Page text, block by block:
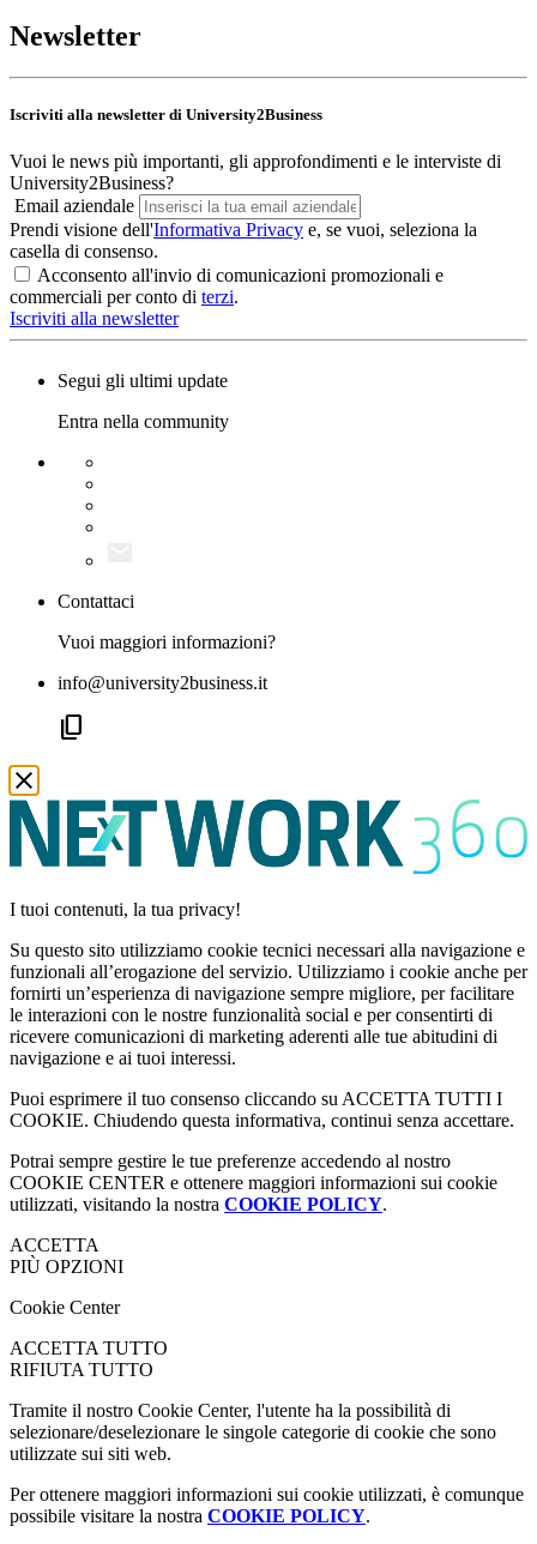
Newsletter
Iscriviti alla newsletter di University2Business
Vuoi le news più importanti, gli approfondimenti e le interviste di
University2Business?
Email aziendale
Prendi visione dell'Informativa Privacy e, se vuoi, seleziona la
casella di consenso.
Acconsento all'invio di comunicazioni promozionali e
commerciali per conto di terzi.
Iscriviti alla newsletter
Segui gli ultimi update
Entra nella community
Contattaci
Vuoi maggiori informazioni?
info@university2business.it
content_copy
I tuoi contenuti, la tua privacy!
Su questo sito utilizziamo cookie tecnici necessari alla navigazione e
funzionali all’erogazione del servizio. Utilizziamo i cookie anche per
fornirti un’esperienza di navigazione sempre migliore, per facilitare
le interazioni con le nostre funzionalità social e per consentirti di
ricevere comunicazioni di marketing aderenti alle tue abitudini di
navigazione e ai tuoi interessi.
Puoi esprimere il tuo consenso cliccando su ACCETTA TUTTI I
COOKIE. Chiudendo questa informativa, continui senza accettare.
Potrai sempre gestire le tue preferenze accedendo al nostro
COOKIE CENTER e ottenere maggiori informazioni sui cookie
utilizzati, visitando la nostra COOKIE POLICY.
ACCETTA
PIÙ OPZIONI
Cookie Center
ACCETTA TUTTO
RIFIUTA TUTTO
Tramite il nostro Cookie Center, l'utente ha la possibilità di
selezionare/deselezionare le singole categorie di cookie che sono
utilizzate sui siti web.
Per ottenere maggiori informazioni sui cookie utilizzati, è comunque
possibile visitare la nostra COOKIE POLICY.